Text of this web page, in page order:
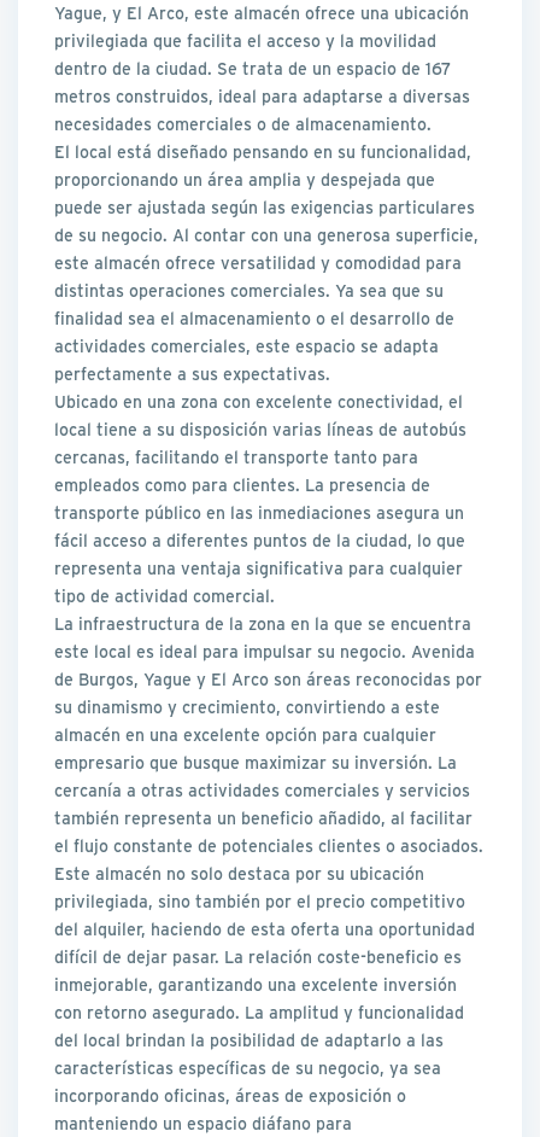
Yague, y El Arco, este almacén ofrece una ubicación
privilegiada que facilita el acceso y la movilidad
dentro de la ciudad. Se trata de un espacio de 167
metros construidos, ideal para adaptarse a diversas
necesidades comerciales o de almacenamiento.
El local está diseñado pensando en su funcionalidad,
proporcionando un área amplia y despejada que
puede ser ajustada según las exigencias particulares
de su negocio. Al contar con una generosa superficie,
este almacén ofrece versatilidad y comodidad para
distintas operaciones comerciales. Ya sea que su
finalidad sea el almacenamiento o el desarrollo de
actividades comerciales, este espacio se adapta
perfectamente a sus expectativas.
Ubicado en una zona con excelente conectividad, el
local tiene a su disposición varias líneas de autobús
cercanas, facilitando el transporte tanto para
empleados como para clientes. La presencia de
transporte público en las inmediaciones asegura un
fácil acceso a diferentes puntos de la ciudad, lo que
representa una ventaja significativa para cualquier
tipo de actividad comercial.
La infraestructura de la zona en la que se encuentra
este local es ideal para impulsar su negocio. Avenida
de Burgos, Yague y El Arco son áreas reconocidas por
su dinamismo y crecimiento, convirtiendo a este
almacén en una excelente opción para cualquier
empresario que busque maximizar su inversión. La
cercanía a otras actividades comerciales y servicios
también representa un beneficio añadido, al facilitar
el flujo constante de potenciales clientes o asociados.
Este almacén no solo destaca por su ubicación
privilegiada, sino también por el precio competitivo
del alquiler, haciendo de esta oferta una oportunidad
difícil de dejar pasar. La relación coste-beneficio es
inmejorable, garantizando una excelente inversión
con retorno asegurado. La amplitud y funcionalidad
del local brindan la posibilidad de adaptarlo a las
características específicas de su negocio, ya sea
incorporando oficinas, áreas de exposición o
manteniendo un espacio diáfano para